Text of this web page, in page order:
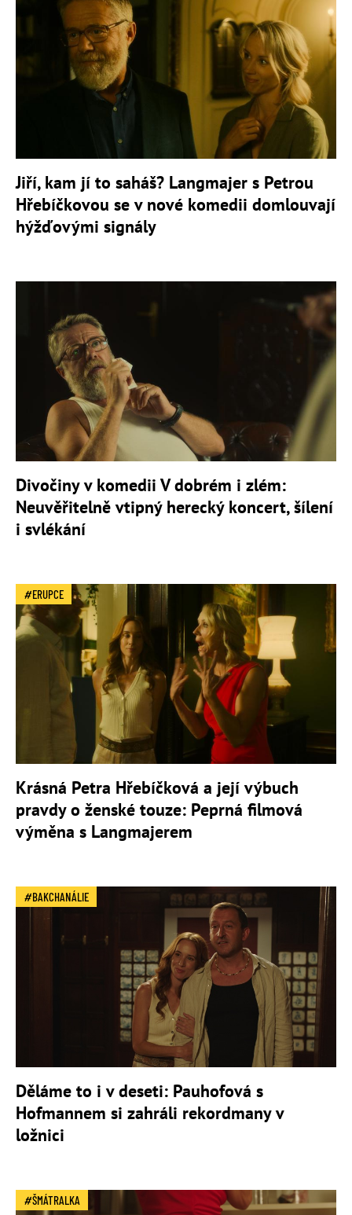
Jiří, kam jí to saháš? Langmajer s Petrou
Hřebíčkovou se v nové komedii domlouvají
hýžďovými signály
Divočiny v komedii V dobrém i zlém:
Neuvěřitelně vtipný herecký koncert, šílení
i svlékání
ERUPCE
Krásná Petra Hřebíčková a její výbuch
pravdy o ženské touze: Peprná filmová
výměna s Langmajerem
BAKCHANÁLIE
Děláme to i v deseti: Pauhofová s
Hofmannem si zahráli rekordmany v
ložnici
ŠMÁTRALKA